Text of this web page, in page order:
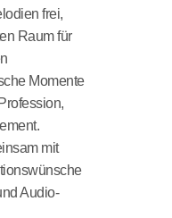
frei,
Raum für
Momente
mit
Audio-